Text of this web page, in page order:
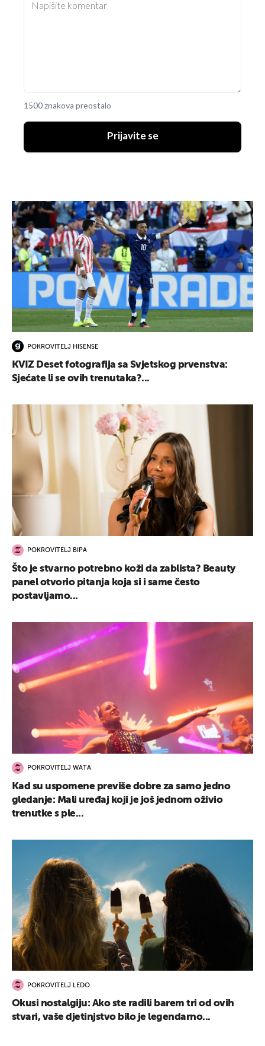
1500 znakova preostalo
Prijavite se
POKROVITELJ HISENSE
KVIZ Deset fotografija sa Svjetskog prvenstva:
Sjećate li se ovih trenutaka?...
POKROVITELJ BIPA
Što je stvarno potrebno koži da zablista? Beauty
panel otvorio pitanja koja si i same često
postavljamo...
POKROVITELJ WATA
Kad su uspomene previše dobre za samo jedno
gledanje: Mali uređaj koji je još jednom oživio
trenutke s ple...
POKROVITELJ LEDO
Okusi nostalgiju: Ako ste radili barem tri od ovih
stvari, vaše djetinjstvo bilo je legendarno...